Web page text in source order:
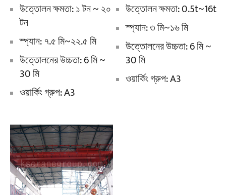
উত্তোলন ক্ষমতা: ১ টন ~ ২০
টন
স্প্যান: ৭.৫ মি~২২.৫ মি
উত্তোলনের উচ্চতা: 6 মি ~
30 মি
ওয়ার্কিং গ্রুপ: A3
উত্তোলন ক্ষমতা: 0.5t~16t
স্প্যান: ৩ মি~১৬ মি
উত্তোলনের উচ্চতা: 6 মি ~
30 মি
ওয়ার্কিং গ্রুপ: A3